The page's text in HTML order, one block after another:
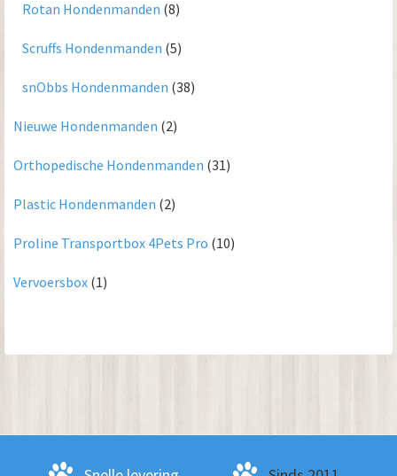
Rotan Hondenmanden (8)
Scruffs Hondenmanden (5)
snObbs Hondenmanden (38)
Nieuwe Hondenmanden (2)
Orthopedische Hondenmanden (31)
Plastic Hondenmanden (2)
Proline Transportbox 4Pets Pro (10)
Vervoersbox (1)